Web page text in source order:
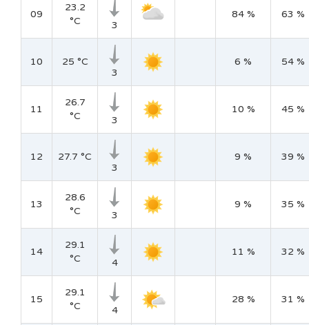
09
23.2
°C
3
84 % 63 %
10
25 °C
3
6 % 54 %
11
26.7
°C
3
10 % 45 %
12
27.7 °C
3
9 % 39 %
13
28.6
°C
3
9 % 35 %
14
29.1
°C
4
11 % 32 %
15
29.1
°C
4
28 % 31 %